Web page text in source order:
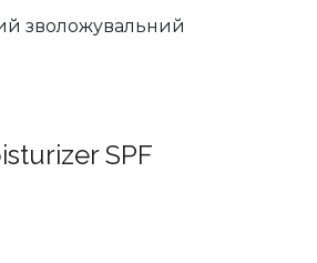
зволожувальний
SPF